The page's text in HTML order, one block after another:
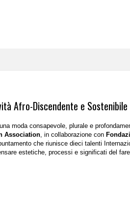
Afro-Discendente e Sostenibile
moda consapevole, plurale e
Association , in collaborazione con
che riunisce dieci talenti
estetiche, processi e significati del